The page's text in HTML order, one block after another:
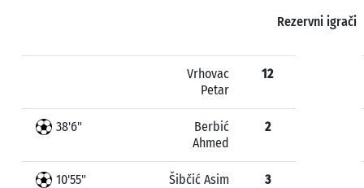
Rezervni igrači
Vrhovac
Petar
12
38'6"
Berbić
Ahmed
2
10'55" Šibčić Asim 3